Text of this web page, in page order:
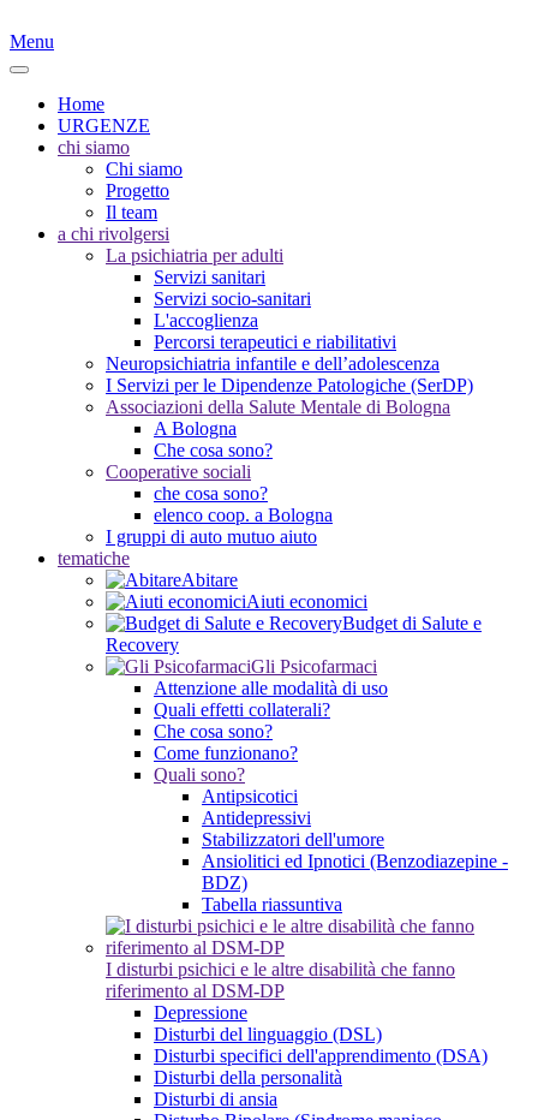
Menu
Home
URGENZE
chi siamo
Chi siamo
Progetto
Il team
a chi rivolgersi
La psichiatria per adulti
Servizi sanitari
Servizi socio-sanitari
L'accoglienza
Percorsi terapeutici e riabilitativi
Neuropsichiatria infantile e dell’adolescenza
I Servizi per le Dipendenze Patologiche (SerDP)
Associazioni della Salute Mentale di Bologna
A Bologna
Che cosa sono?
Cooperative sociali
che cosa sono?
elenco coop. a Bologna
I gruppi di auto mutuo aiuto
tematiche
Abitare
Aiuti economici
Budget di Salute e
Recovery
Gli Psicofarmaci
Attenzione alle modalità di uso
Quali effetti collaterali?
Che cosa sono?
Come funzionano?
Quali sono?
Antipsicotici
Antidepressivi
Stabilizzatori dell'umore
Ansiolitici ed Ipnotici (Benzodiazepine -
BDZ)
Tabella riassuntiva
I disturbi psichici e le altre disabilità che fanno
riferimento al DSM-DP
Depressione
Disturbi del linguaggio (DSL)
Disturbi specifici dell'apprendimento (DSA)
Disturbi della personalità
Disturbi di ansia